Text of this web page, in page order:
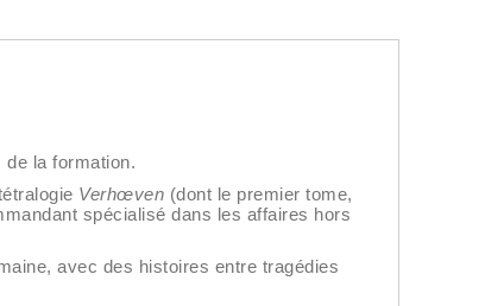
de la formation.
Verhœven (dont le premier tome,
spécialisé dans les affaires hors
avec des histoires entre tragédies